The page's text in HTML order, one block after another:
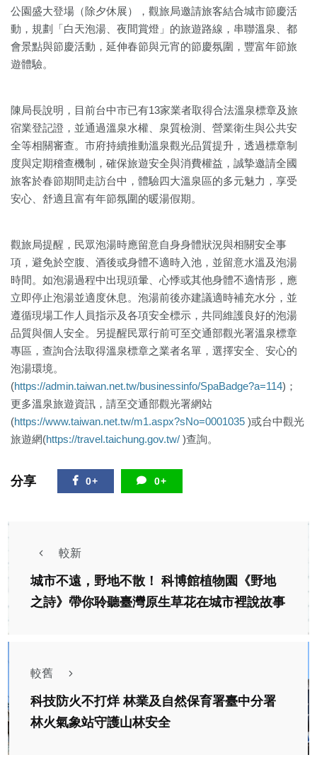
公園盛大登場（除夕休展），觀旅局邀請旅客結合城市節慶活
動，規劃「白天泡湯、夜間賞燈」的旅遊路線，串聯溫泉、都
會景點與節慶活動，延伸春節與元宵的節慶氛圍，豐富年節旅
遊體驗。
陳局長說明，目前台中市已有13家業者取得合法溫泉標章及旅
宿業登記證，並通過溫泉水權、泉質檢測、營業衛生與公共安
全等相關審查。市府持續推動溫泉觀光品質提升，透過標章制
度與定期稽查機制，確保旅遊安全與消費權益，誠摯邀請全國
旅客於春節期間走訪台中，體驗四大溫泉區的多元魅力，享受
安心、舒適且富有年節氛圍的暖湯假期。
觀旅局提醒，民眾泡湯時應留意自身身體狀況與相關安全事
項，避免於空腹、酒後或身體不適時入池，並留意水溫及泡湯
時間。如泡湯過程中出現頭暈、心悸或其他身體不適情形，應
立即停止泡湯並適度休息。泡湯前後亦建議適時補充水分，並
遵循現場工作人員指示及各項安全標示，共同維護良好的泡湯
品質與個人安全。另提醒民眾行前可至交通部觀光署溫泉標章
專區，查詢合法取得溫泉標章之業者名單，選擇安全、安心的
泡湯環境。
(https://admin.taiwan.net.tw/businessinfo/SpaBadge?a=114)；
更多溫泉旅遊資訊，請至交通部觀光署網站
(https://www.taiwan.net.tw/m1.aspx?sNo=0001035 )或台中觀光
旅遊網(https://travel.taichung.gov.tw/ )查詢。
分享 0+ 0+
較新
城市不遠，野地不散！ 科博館植物園《野地
之詩》帶你聆聽臺灣原生草花在城市裡說故事
較舊
科技防火不打烊 林業及自然保育署臺中分署
林火氣象站守護山林安全